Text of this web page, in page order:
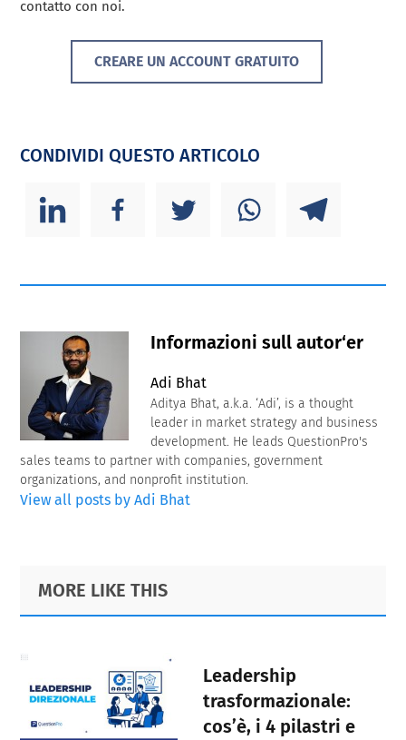
contatto con noi.
CREARE UN ACCOUNT GRATUITO
CONDIVIDI QUESTO ARTICOLO
Informazioni sull autor‘er
Adi Bhat
Aditya Bhat, a.k.a. ‘Adi’, is a thought
leader in market strategy and business
development. He leads QuestionPro's
sales teams to partner with companies, government
organizations, and nonprofit institution.
View all posts by Adi Bhat
Primary
Sidebar
Footer
MORE LIKE THIS
Leadership
trasformazionale:
cos’è, i 4 pilastri e